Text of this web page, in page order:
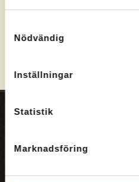
Nödvändig
Inställningar
Statistik
Marknadsföring